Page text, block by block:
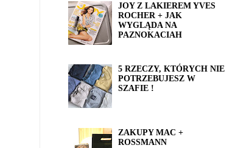
JOY Z LAKIEREM YVES
ROCHER + JAK
WYGLĄDA NA
PAZNOKACIAH
5 RZECZY, KTÓRYCH NIE
POTRZEBUJESZ W
SZAFIE !
ZAKUPY MAC +
ROSSMANN